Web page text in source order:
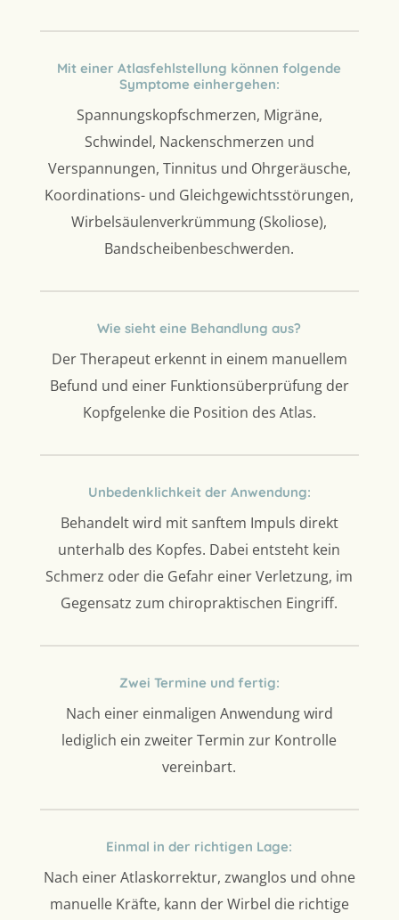
Mit einer Atlasfehlstellung können folgende
Symptome einhergehen:
Spannungskopfschmerzen, Migräne,
Schwindel, Nackenschmerzen und
Verspannungen, Tinnitus und Ohrgeräusche,
Koordinations- und Gleichgewichtsstörungen,
Wirbelsäulenverkrümmung (Skoliose),
Bandscheibenbeschwerden.
Wie sieht eine Behandlung aus?
Der Therapeut erkennt in einem manuellem
Befund und einer Funktionsüberprüfung der
Kopfgelenke die Position des Atlas.
Unbedenklichkeit der Anwendung:
Behandelt wird mit sanftem Impuls direkt
unterhalb des Kopfes. Dabei entsteht kein
Schmerz oder die Gefahr einer Verletzung, im
Gegensatz zum chiropraktischen Eingriff.
Zwei Termine und fertig:
Nach einer einmaligen Anwendung wird
lediglich ein zweiter Termin zur Kontrolle
vereinbart.
Einmal in der richtigen Lage:
Nach einer Atlaskorrektur, zwanglos und ohne
manuelle Kräfte, kann der Wirbel die richtige